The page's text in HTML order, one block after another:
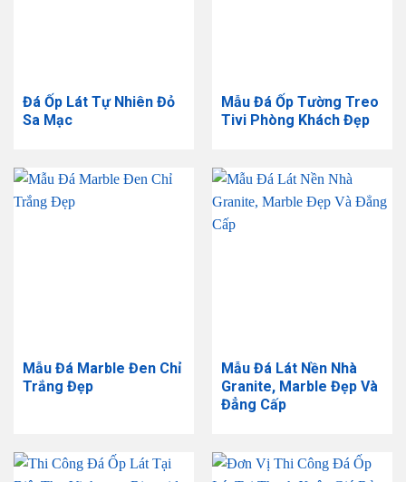
Đá Ốp Lát Tự Nhiên Đỏ
Sa Mạc
​Mẫu Đá Ốp Tường Treo
Tivi Phòng Khách Đẹp
Mẫu Đá Marble Đen Chỉ
Trắng Đẹp
Mẫu Đá Lát Nền Nhà
Granite, Marble Đẹp Và
Đẳng Cấp